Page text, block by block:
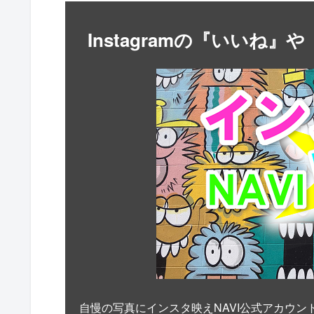
Instagramの『いいね』や
自慢の写真にインスタ映えNAVI公式アカウン